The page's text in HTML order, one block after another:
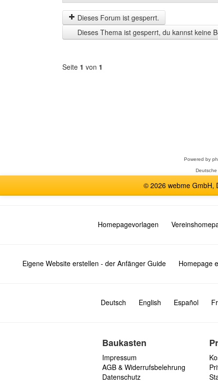
der
letzten
Zeit
anzeigen
by
Dieses Forum ist gesperrt.
Dieses Thema ist gesperrt, du kannst keine
Seite 1 von 1
Powered by
© 2026 webme GmbH,
Homepagevorlagen
Eigene Website erstellen - der Anfänger Guide Homepage
Deutsch English Español
Baukasten
Impressum
AGB & Widerrufsbelehrung
Datenschutz